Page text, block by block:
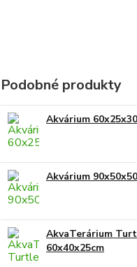
Podobné produkty
Akvárium
Akvárium
AkvaTerárium
60x40x25cm